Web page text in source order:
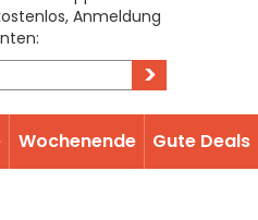
Anmeldung
>
Wochenende Gute Deals